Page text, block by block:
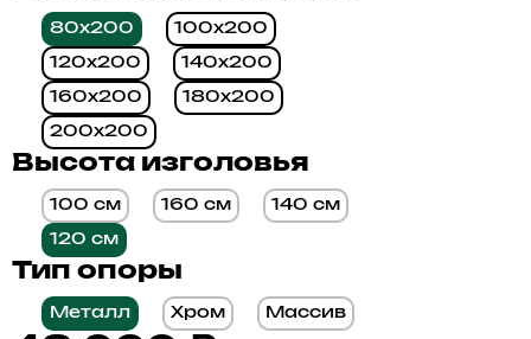
80x200 100x200
120x200 140x200
160x200 180x200
200x200
Высота изголовья
100 см 160 см 140 см
120 см
Тип опоры
Металл Хром Массив